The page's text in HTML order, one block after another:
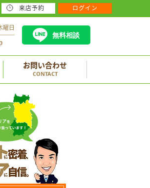
曜日
無料相談
お問い合わせ
CONTACT
来店予約 ログイン